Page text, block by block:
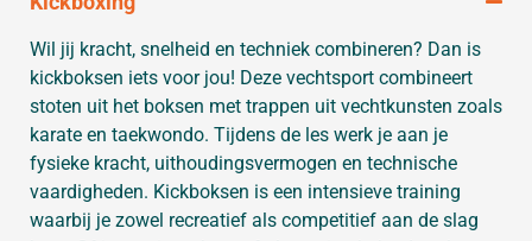
Wil jij kracht, snelheid en techniek combineren? Dan is
kickboksen iets voor jou! Deze vechtsport combineert
stoten uit het boksen met trappen uit vechtkunsten zoals
karate en taekwondo. Tijdens de les werk je aan je
fysieke kracht, uithoudingsvermogen en technische
vaardigheden. Kickboksen is een intensieve training
waarbij je zowel recreatief als competitief aan de slag